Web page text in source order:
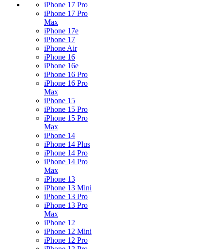
iPhone 17 Pro
iPhone 17 Pro
Max
iPhone 17e
iPhone 17
iPhone Air
iPhone 16
iPhone 16e
iPhone 16 Pro
iPhone 16 Pro
Max
iPhone 15
iPhone 15 Pro
iPhone 15 Pro
Max
iPhone 14
iPhone 14 Plus
iPhone 14 Pro
iPhone 14 Pro
Max
iPhone 13
iPhone 13 Mini
iPhone 13 Pro
iPhone 13 Pro
Max
iPhone 12
iPhone 12 Mini
iPhone 12 Pro